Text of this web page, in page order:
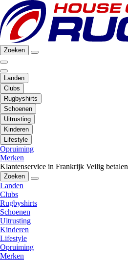
Zoeken
Landen
Clubs
Rugbyshirts
Schoenen
Uitrusting
Kinderen
Lifestyle
Opruiming
Merken
Klantenservice in Frankrijk Veilig betalen
Zoeken
Landen
Clubs
Rugbyshirts
Schoenen
Uitrusting
Kinderen
Lifestyle
Opruiming
Merken